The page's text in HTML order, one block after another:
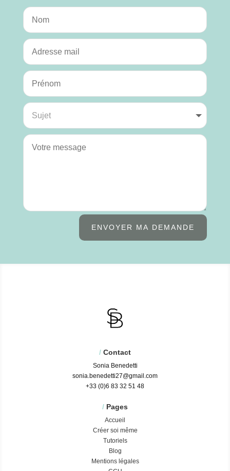
ENVOYER MA DEMANDE
/ Contact
Sonia Benedetti
sonia.benedetti27@gmail.com
+33 (0)6 83 32 51 48
/ Pages
Accueil
Créer soi même
Tutoriels
Blog
Mentions légales